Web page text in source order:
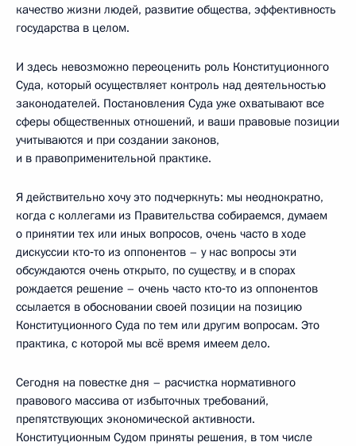
качество жизни людей, развитие общества, эффективность
государства в целом.
И здесь невозможно переоценить роль Конституционного
Суда, который осуществляет контроль над деятельностью
законодателей. Постановления Суда уже охватывают все
сферы общественных отношений, и ваши правовые позиции
учитываются и при создании законов,
и в правоприменительной практике.
Я действительно хочу это подчеркнуть: мы неоднократно,
когда с коллегами из Правительства собираемся, думаем
о принятии тех или иных вопросов, очень часто в ходе
дискуссии кто‑то из оппонентов – у нас вопросы эти
обсуждаются очень открыто, по существу, и в спорах
рождается решение – очень часто кто‑то из оппонентов
ссылается в обосновании своей позиции на позицию
Конституционного Суда по тем или другим вопросам. Это
практика, с которой мы всё время имеем дело.
Сегодня на повестке дня – расчистка нормативного
правового массива от избыточных требований,
препятствующих экономической активности.
Конституционным Судом приняты решения, в том числе